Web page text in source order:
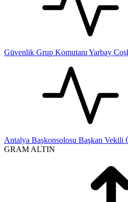
Güvenlik Grup Komutanı Yarbay
Antalya Başkonsolosu Başkan Vekili
GRAM ALTIN